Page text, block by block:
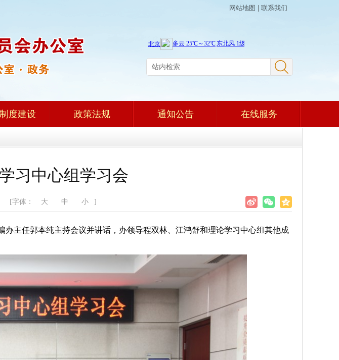
网站地图 联系我们
度建设 政策法规 通知公告 在线服务
习中心组学习会
[字体： 大 中 小 ]
主任郭本纯主持会议并讲话，办领导程双林、江鸿舒和理论学习中心组其他成